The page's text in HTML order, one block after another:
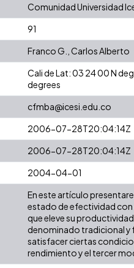
Comunidad Universidad
91
Franco G., Carlos Alberto
Cali de Lat: 03 24 00 N
degrees
cfmba@icesi.edu.co
2006-07-28T20:04:14Z
2006-07-28T20:04:14Z
2004-04-01
En este artículo
estado de efectividad con
que eleve su
denominado tradicional y
satisfacer ciertas
rendimiento y el tercer